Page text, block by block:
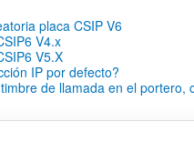
placa CSIP V6
V4.x
V5.X
IP por defecto?
de llamada en el portero,